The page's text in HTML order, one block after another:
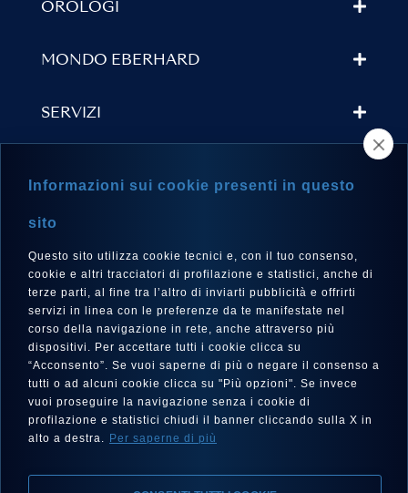
OROLOGI
MONDO EBERHARD
SERVIZI
LINGUA
Italiano
SEGUICI SU
Informazioni sui cookie presenti in questo
sito
Questo sito utilizza cookie tecnici e, con il tuo consenso,
cookie e altri tracciatori di profilazione e statistici, anche di
terze parti, al fine tra l’altro di inviarti pubblicità e offrirti
servizi in linea con le preferenze da te manifestate nel
corso della navigazione in rete, anche attraverso più
dispositivi. Per accettare tutti i cookie clicca su
“Acconsento”. Se vuoi saperne di più o negare il consenso a
tutti o ad alcuni cookie clicca su "Più opzioni". Se invece
vuoi proseguire la navigazione senza i cookie di
profilazione e statistici chiudi il banner cliccando sulla X in
alto a destra. Per saperne di più